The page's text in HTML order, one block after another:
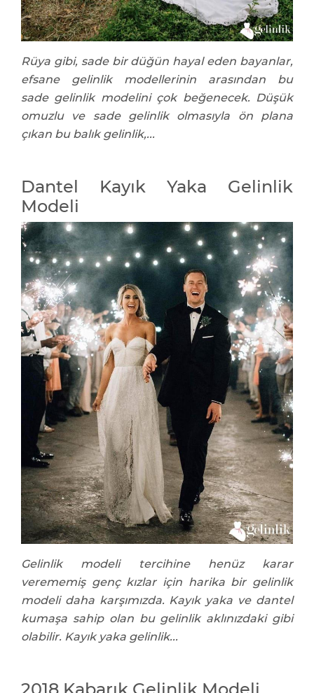
Rüya gibi, sade bir düğün hayal eden bayanlar,
efsane gelinlik modellerinin arasından bu
sade gelinlik modelini çok beğenecek. Düşük
omuzlu ve sade gelinlik olmasıyla ön plana
çıkan bu balık gelinlik,...
Dantel Kayık Yaka Gelinlik
Modeli
Gelinlik modeli tercihine henüz karar
verememiş genç kızlar için harika bir gelinlik
modeli daha karşımızda. Kayık yaka ve dantel
kumaşa sahip olan bu gelinlik aklınızdaki gibi
olabilir. Kayık yaka gelinlik...